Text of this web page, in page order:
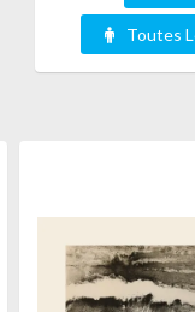
Toutes